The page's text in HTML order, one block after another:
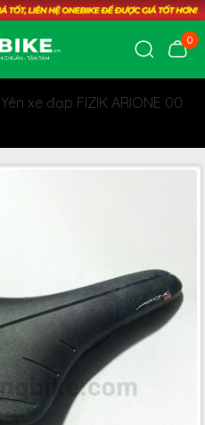
0
Yên xe đạp FIZIK ARIONE 00